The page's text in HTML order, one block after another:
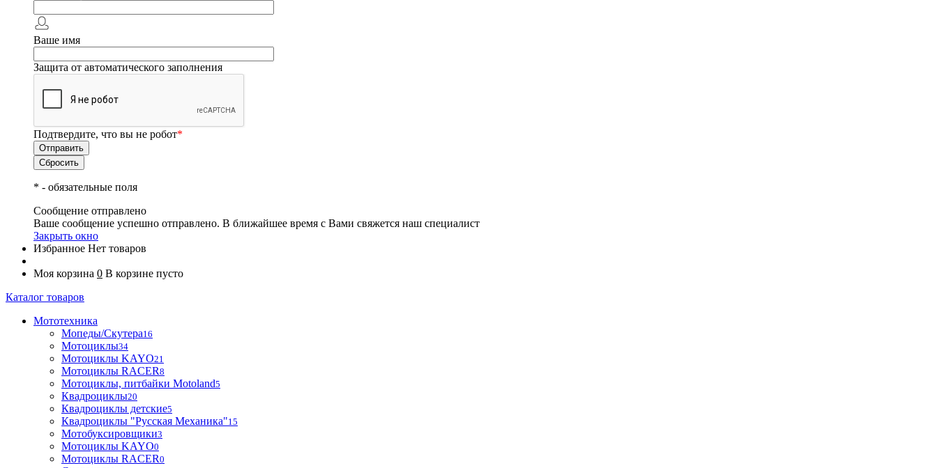
Ваше имя
Защита от автоматического заполнения
Подтвердите, что вы не робот*
* - обязательные поля
Сообщение отправлено
Ваше сообщение успешно отправлено. В ближайшее время с Вами свяжется наш специалист
Закрыть окно
Избранное Нет товаров
Моя корзина 0 В корзине пусто
Каталог товаров
Мототехника
Мопеды/Скутера16
Мотоциклы34
Мотоциклы KAYO21
Мотоциклы RACER8
Мотоциклы, питбайки Motoland5
Квадроциклы20
Квадроциклы детские5
Квадроциклы "Русская Механика"15
Мотобуксировщики3
Мотоциклы KAYO0
Мотоциклы RACER0